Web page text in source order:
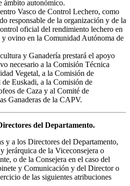
ámbito autonómico.
Vasco de Control Lechero, como
responsable de la organización y de la
oficial del rendimiento lechero en
y ovino en la Comunidad Autónoma de
y Ganadería prestará el apoyo
necesario a la Comisión Técnica
Vegetal, a la Comisión de
Euskadi, a la Comisión de
de Caza y al Comité de
Ganaderas de la CAPV.
del Departamento.
y a los Directores del Departamento,
jerárquica de la Viceconsejera o
o de la Consejera en el caso del
y Comunicación y del Director o
de las siguientes atribuciones